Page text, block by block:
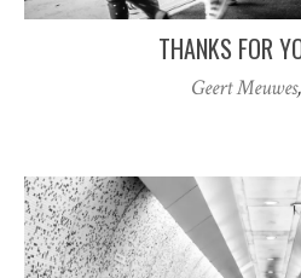
THANKS FOR
Geert Meuwes,